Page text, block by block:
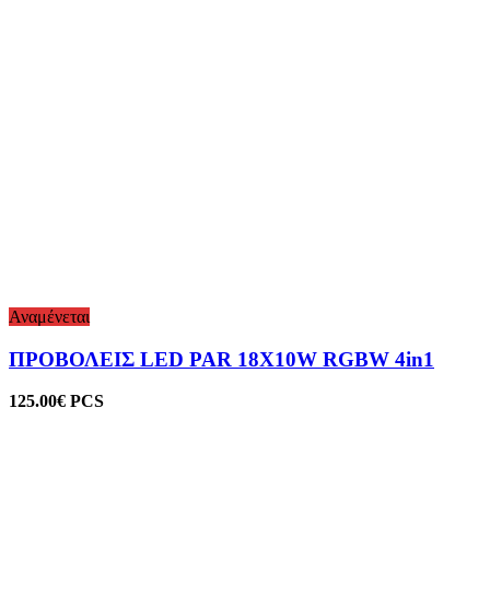
Αναμένεται
ΠΡΟΒΟΛΕΙΣ LED PAR 18X10W RGBW 4in1
125.00€ PCS